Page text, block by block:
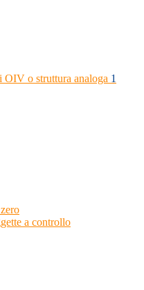
OIV o struttura analoga 1
a controllo